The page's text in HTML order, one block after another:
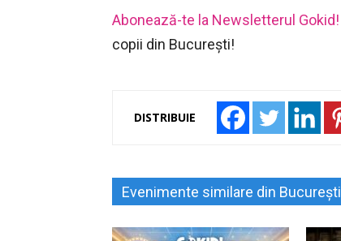
Abonează-te la Newsletterul Gokid!
copii din București!
DISTRIBUIE
Evenimente similare din București